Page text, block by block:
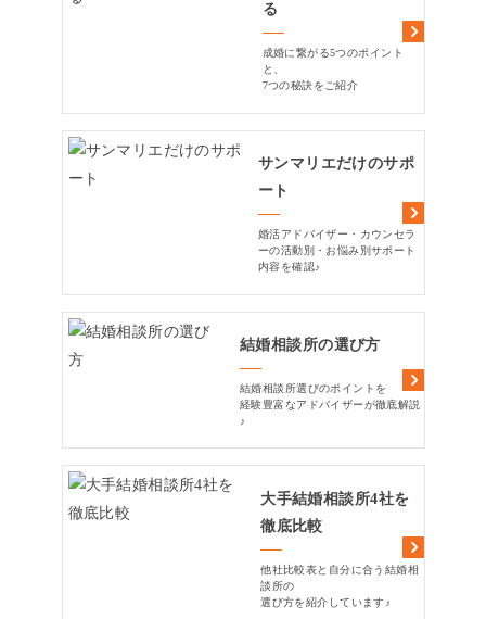
る
成婚に繋がる5つのポイント
と、
7つの秘訣をご紹介
サンマリエだけのサポ
ート
婚活アドバイザー・カウンセラ
ーの活動別・お悩み別サポート
内容を確認♪
結婚相談所の選び方
結婚相談所選びのポイントを
経験豊富なアドバイザーが徹底解説
♪
大手結婚相談所4社を
徹底比較
他社比較表と自分に合う結婚相
談所の
選び方を紹介しています♪